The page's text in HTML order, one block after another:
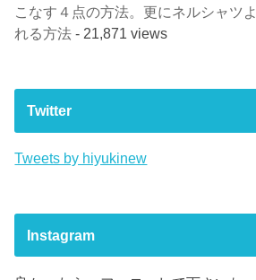
こなす４点の方法。更にネルシャツ
れる方法 - 21,871 views
Twitter
Tweets by hiyukinew
Instagram